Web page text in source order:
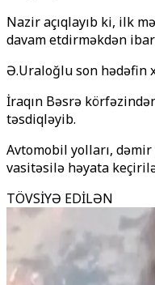
Nazir açıqlayıb ki, ilk
davam etdirməkdən
Ə.Uraloğlu son hədəfin
İraqın Bəsrə
təsdiqləyib.
Avtomobil yolları,
vasitəsilə həyata
TÖVSİYƏ EDİLƏN